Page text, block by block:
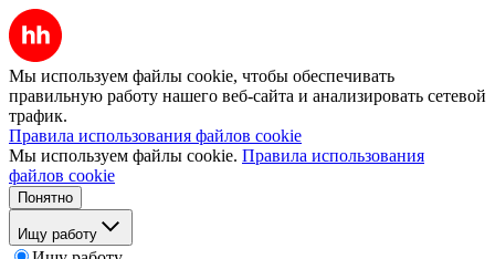
Мы используем файлы cookie, чтобы обеспечивать
правильную работу нашего веб-сайта и анализировать сетевой
трафик.
Правила использования файлов cookie
Мы используем файлы cookie. Правила использования
файлов cookie
Понятно
Ищу работу